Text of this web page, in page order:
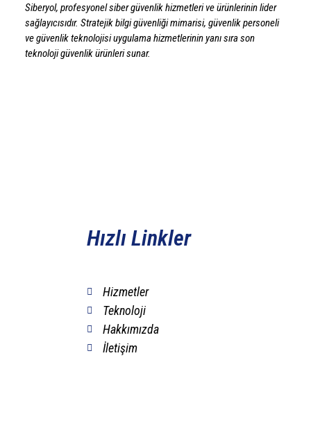
Siberyol, profesyonel siber güvenlik hizmetleri ve ürünlerinin lider
sağlayıcısıdır. Stratejik bilgi güvenliği mimarisi, güvenlik personeli
ve güvenlik teknolojisi uygulama hizmetlerinin yanı sıra son
teknoloji güvenlik ürünleri sunar.
Hızlı Linkler
Hizmetler
Teknoloji
Hakkımızda
İletişim